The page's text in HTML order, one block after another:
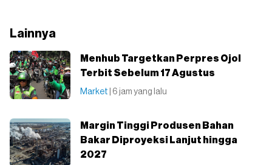
Lainnya
Menhub Targetkan Perpres Ojol
Terbit Sebelum 17 Agustus
Market | 6 jam yang lalu
Margin Tinggi Produsen Bahan
Bakar Diproyeksi Lanjut hingga
2027